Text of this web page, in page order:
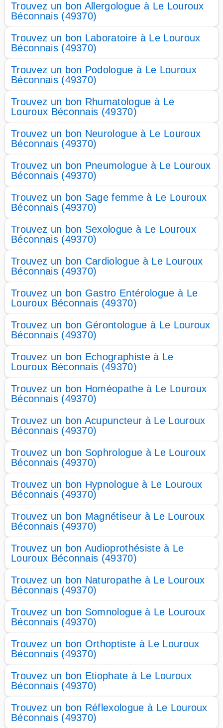
Trouvez un bon Allergologue à Le Louroux
Béconnais (49370)
Trouvez un bon Laboratoire à Le Louroux
Béconnais (49370)
Trouvez un bon Podologue à Le Louroux
Béconnais (49370)
Trouvez un bon Rhumatologue à Le
Louroux Béconnais (49370)
Trouvez un bon Neurologue à Le Louroux
Béconnais (49370)
Trouvez un bon Pneumologue à Le Louroux
Béconnais (49370)
Trouvez un bon Sage femme à Le Louroux
Béconnais (49370)
Trouvez un bon Sexologue à Le Louroux
Béconnais (49370)
Trouvez un bon Cardiologue à Le Louroux
Béconnais (49370)
Trouvez un bon Gastro Entérologue à Le
Louroux Béconnais (49370)
Trouvez un bon Gérontologue à Le Louroux
Béconnais (49370)
Trouvez un bon Echographiste à Le
Louroux Béconnais (49370)
Trouvez un bon Homéopathe à Le Louroux
Béconnais (49370)
Trouvez un bon Acupuncteur à Le Louroux
Béconnais (49370)
Trouvez un bon Sophrologue à Le Louroux
Béconnais (49370)
Trouvez un bon Hypnologue à Le Louroux
Béconnais (49370)
Trouvez un bon Magnétiseur à Le Louroux
Béconnais (49370)
Trouvez un bon Audioprothésiste à Le
Louroux Béconnais (49370)
Trouvez un bon Naturopathe à Le Louroux
Béconnais (49370)
Trouvez un bon Somnologue à Le Louroux
Béconnais (49370)
Trouvez un bon Orthoptiste à Le Louroux
Béconnais (49370)
Trouvez un bon Etiophate à Le Louroux
Béconnais (49370)
Trouvez un bon Réflexologue à Le Louroux
Béconnais (49370)